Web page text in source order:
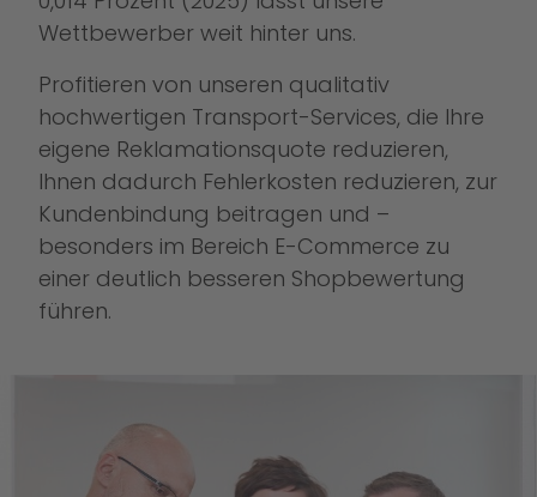
Wettbewerber weit hinter uns.
Profitieren von unseren qualitativ
hochwertigen Transport-Services, die Ihre
eigene Reklamationsquote reduzieren,
Ihnen dadurch Fehlerkosten reduzieren, zur
Kundenbindung beitragen und –
besonders im Bereich E-Commerce zu
einer deutlich besseren Shopbewertung
führen.